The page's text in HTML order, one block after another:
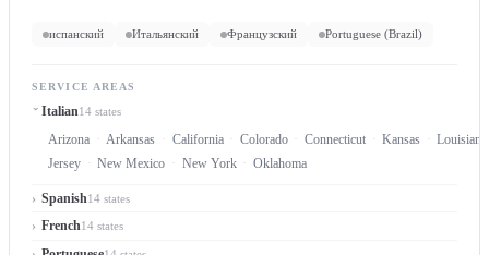
испанский Итальянский Французский Portuguese (Brazil)
SERVICE AREAS
Italian14 states
Arizona Arkansas California Colorado Connecticut Kansas
Louisiana
Jersey
New Mexico New York Oklahoma
Spanish14 states
French14 states